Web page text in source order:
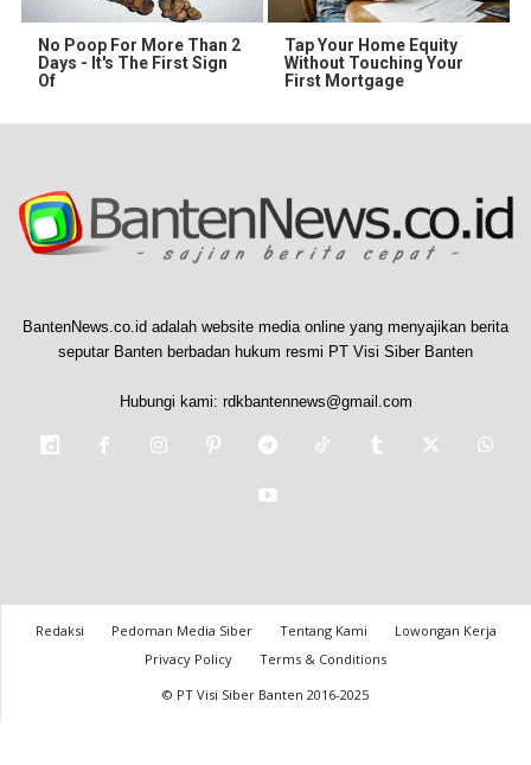
No Poop For More Than 2
Days - It's The First Sign
Of
Tap Your Home Equity
Without Touching Your
First Mortgage
BantenNews.co.id adalah website media online yang menyajikan berita
seputar Banten berbadan hukum resmi PT Visi Siber Banten
Hubungi kami: rdkbantennews@gmail.com
Redaksi Pedoman Media Siber Tentang Kami
Lowongan Kerja
Privacy Policy
Terms & Conditions
© PT Visi Siber Banten 2016-2025